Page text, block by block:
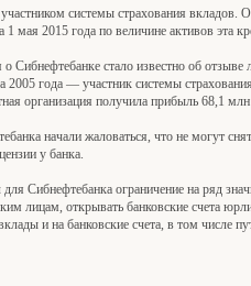
системы страхования вкладов.
мая 2015 года по величине активов эта
о Сибнефтебанке стало известно об
2005 года — участник системы
организация получила прибыль 68,1
начали жаловаться, что не могут
у банка.
Сибнефтебанка ограничение на ряд
лицам, открывать банковские счета
и на банковские счета, в том числе